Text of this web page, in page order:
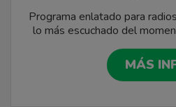
Programa enlatado para
lo más escuchado del
MÁS